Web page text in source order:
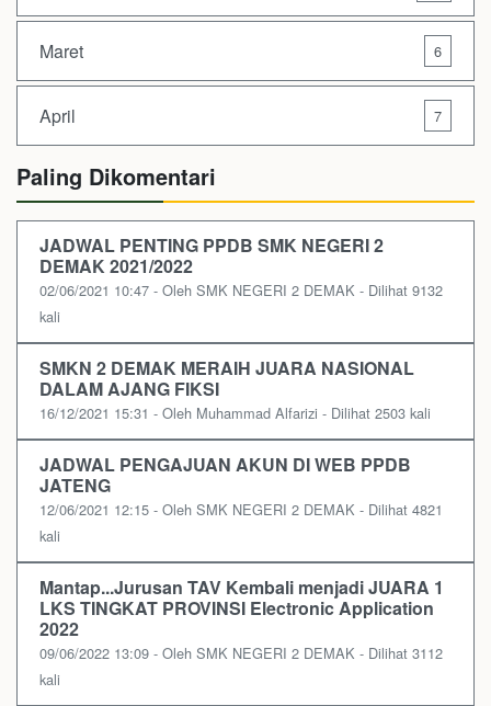
Maret 6
April 7
Paling Dikomentari
JADWAL PENTING PPDB SMK NEGERI 2
DEMAK 2021/2022
02/06/2021 10:47 - Oleh SMK NEGERI 2 DEMAK - Dilihat 9132
kali
SMKN 2 DEMAK MERAIH JUARA NASIONAL
DALAM AJANG FIKSI
16/12/2021 15:31 - Oleh Muhammad Alfarizi - Dilihat 2503 kali
JADWAL PENGAJUAN AKUN DI WEB PPDB
JATENG
12/06/2021 12:15 - Oleh SMK NEGERI 2 DEMAK - Dilihat 4821
kali
Mantap...Jurusan TAV Kembali menjadi JUARA 1
LKS TINGKAT PROVINSI Electronic Application
2022
09/06/2022 13:09 - Oleh SMK NEGERI 2 DEMAK - Dilihat 3112
kali